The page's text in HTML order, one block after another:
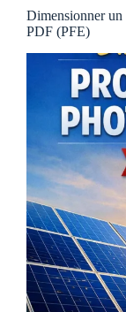
en
–
PDF
Dimensionner
PDF (PFE)